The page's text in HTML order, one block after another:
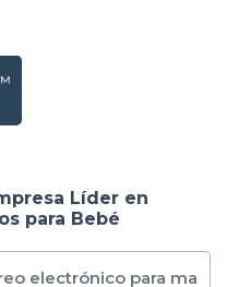
Líder en
para Bebé